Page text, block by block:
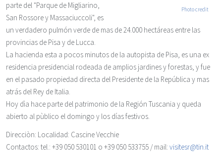
Photo credit
parte del "Parque de Migliarino,
San Rossore y Massaciuccoli", es
un verdadero pulmón verde de mas de 24.000 hectáreas entre las
provincias de Pisa y de Lucca.
La hacienda esta a pocos minutos de la autopista de Pisa, es una ex
residencia presidencial rodeada de amplios jardines y forestas, y fue
en el pasado propiedad directa del Presidente de la República y mas
atrás del Rey de Italia.
Hoy dìa hace parte del patrimonio de la Región Tuscania y queda
abierto al pùblico el domingo y los días festivos.
Direcciòn: Localidad: Cascine Vecchie
Contactos: tel.: +39 050 530101 o +39 050 533755 / mail: visitesr@tin.it